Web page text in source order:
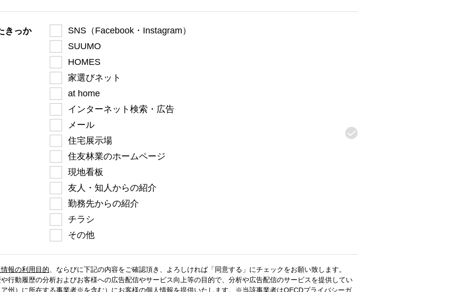
きっか
SNS（Facebook・Instagram）
SUUMO
HOMES
家選びネット
at home
インターネット検索・広告
メール
住宅展示場
住友林業のホームページ
現地看板
友人・知人からの紹介
勤務先からの紹介
チラシ
その他
報の利用目的
ならびに下記の内容をご確認頂き、よろしければ「同意する」にチェックをお願い致します。
行動履歴の分析およびお客様への広告配信やサービス向上等の目的で、分析や広告配信のサービスを提供してい
ア州）に所在する事業者※を含む） にお客様の個人情報を提供いたします。※当該事業者はOECDプライバシーガ